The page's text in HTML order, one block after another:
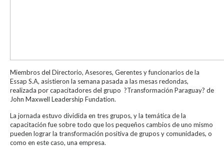
Miembros del Directorio, Asesores, Gerentes y funcionarios de la
Essap S.A, asistieron la semana pasada a las mesas redondas,
realizada por capacitadores del grupo ?Transformación Paraguay? de
John Maxwell Leadership Fundation.
La jornada estuvo dividida en tres grupos, y la temática de la
capacitación fue sobre todo que los pequeños cambios de uno mismo
pueden lograr la transformación positiva de grupos y comunidades, o
como en este caso, una empresa.